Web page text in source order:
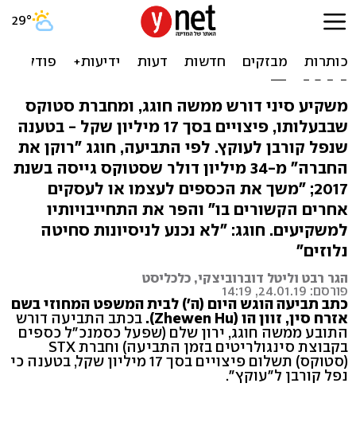
תביעת ענק נגד משה חוגג:
עקץ משקיעים במיליוני
דולרים
משקיע סיני דורש ממשה חוגג, ומחברת סטוקס
שבבעלותו, פיצויים בסך 17 מיליון שקל - בטענה
שנפל קורבן לעוקץ. לפי התביעה, חוגג "רוקן את
החברה" מ-34 מיליון דולר שסטוקס גייסה בשנת
2017; "משך את הכספים לעצמו או לעסקים
אחרים הקשורים בו" והפר את התחייבויותיו
למשקיעים. חוגג: "לא נכנע לניסיונות סחיטה
נלוזים"
הגר רבט וליטל דוברוביצקי, כלכליסט
פורסם: 24.01.19, 14:19
כתב תביעה הוגש היום (ה') לבית המשפט המחוזי בשם
אזרח סין, זוון הו (Zhewen Hu). בכתב התביעה דורש
התובע ממשה חוגג, ירון שלם (שפעל כסמנכ"ל כספים
בקבוצת סינגולריטים בזמן התביעה) וחברת STX
(סטוקס) תשלום פיצויים בסך 17 מיליון שקל, בטענה כי
נפל קורבן ל"עוקץ".